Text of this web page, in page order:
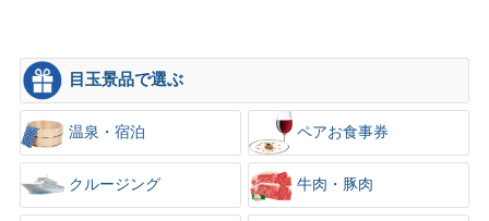
目玉景品で選ぶ
温泉・宿泊 ペアお食事券
クルージング 牛肉・豚肉